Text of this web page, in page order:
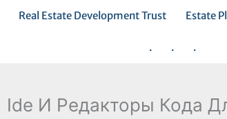
Real Estate Development Trust Estate
. . .
Ide И Редакторы Кода